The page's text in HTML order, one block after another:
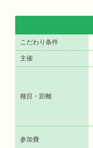
こだわり条件
主催
種目・距離
参加費